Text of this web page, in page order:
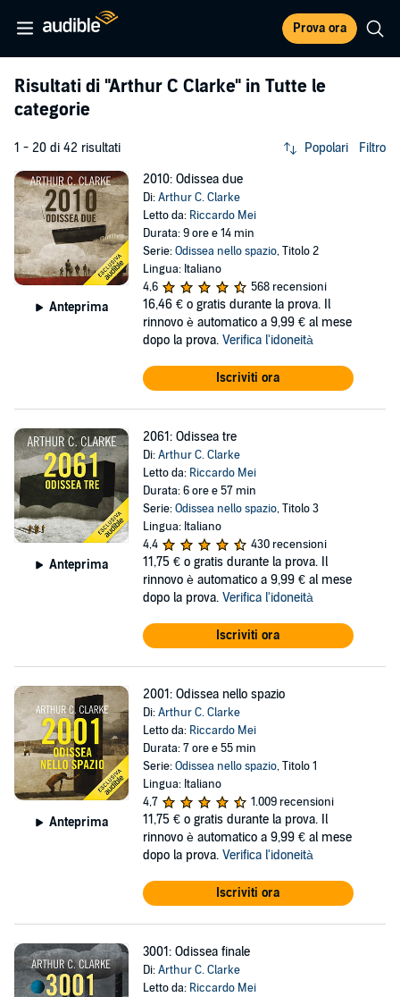
Prova ora
Risultati di "Arthur C Clarke" in Tutte le
categorie
1 - 20 di 42 risultati Popolari Filtro
Anteprima
2010: Odissea due
Di:Arthur C. Clarke
Letto da: Riccardo Mei
Durata: 9 ore e 14 min
Serie:Odissea nello spazio, Titolo 2
Lingua: Italiano
4,6
568 recensioni
16,46 € o gratis durante la prova. Il
rinnovo è automatico a 9,99 € al mese
dopo la prova. Verifica l'idoneità
Iscriviti ora
Anteprima
2061: Odissea tre
Di:Arthur C. Clarke
Letto da: Riccardo Mei
Durata: 6 ore e 57 min
Serie:Odissea nello spazio, Titolo 3
Lingua: Italiano
4,4
430 recensioni
11,75 € o gratis durante la prova. Il
rinnovo è automatico a 9,99 € al mese
dopo la prova. Verifica l'idoneità
Iscriviti ora
Anteprima
2001: Odissea nello spazio
Di:Arthur C. Clarke
Letto da: Riccardo Mei
Durata: 7 ore e 55 min
Serie:Odissea nello spazio, Titolo 1
Lingua: Italiano
4,7
1.009 recensioni
11,75 € o gratis durante la prova. Il
rinnovo è automatico a 9,99 € al mese
dopo la prova. Verifica l'idoneità
Iscriviti ora
3001: Odissea finale
Di:Arthur C. Clarke
Letto da: Riccardo Mei